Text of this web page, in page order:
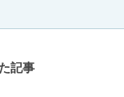
記事